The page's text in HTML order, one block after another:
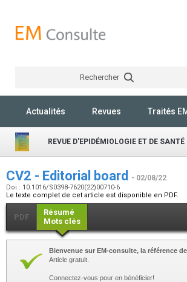
Rechercher
Actualités Revues Traités
REVUE D'EPIDÉMIOLOGIE ET DE SANTÉ
CV2 - Editorial board - 02/08/22
Doi : 10.1016/S0398-7620(22)00710-6
Le texte complet de cet article est disponible en PDF.
PDF
Résumé
Mots clés
Bienvenue sur EM-consulte, la référence
Article gratuit.
Connectez-vous pour en bénéficier!